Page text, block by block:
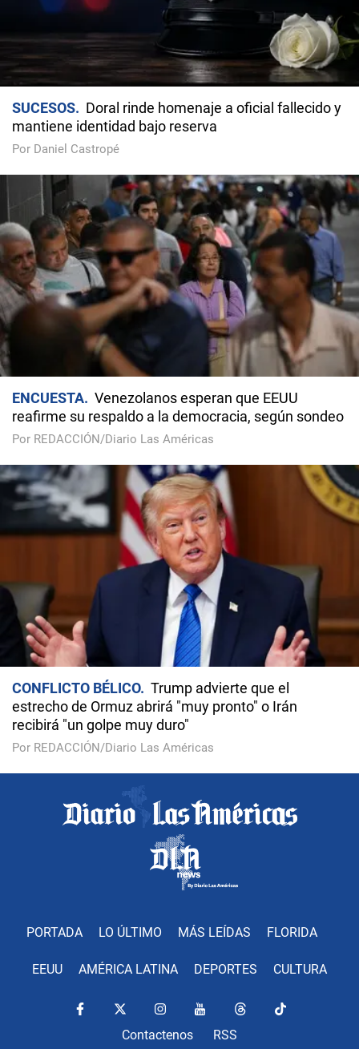
SUCESOS
Doral rinde homenaje a oficial fallecido y
mantiene identidad bajo reserva
Por Daniel Castropé
ENCUESTA
Venezolanos esperan que EEUU
reafirme su respaldo a la democracia, según sondeo
Por REDACCIÓN/Diario Las Américas
CONFLICTO BÉLICO
Trump advierte que el
estrecho de Ormuz abrirá "muy pronto" o Irán
recibirá "un golpe muy duro"
Por REDACCIÓN/Diario Las Américas
PORTADA LO ÚLTIMO MÁS LEÍDAS FLORIDA
EEUU AMÉRICA LATINA DEPORTES CULTURA
Contactenos RSS